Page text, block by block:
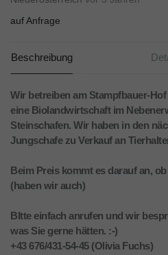
auf Anfrage
Beschreibung
Wir betreiben am Stampfbauer-
eine Biolandwirtschaft im
Steinschafen. Wir haben in den
Jungschafe zu Verkauf an
Beim Preis kommt es darauf an,
(haben wir auch)
BItte einfach anrufen und wir
was Sie gerne hätten. :-)
+43 676/431-54-45 (Olivia Fuchs)